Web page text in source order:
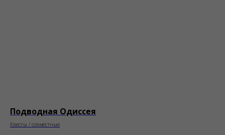
Подводная Одиссея
Квесты / совместные